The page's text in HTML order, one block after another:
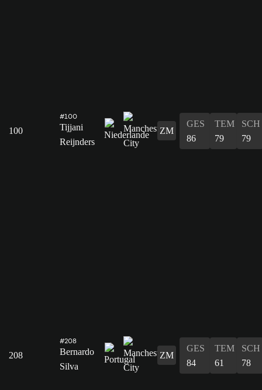
100
#100
Tijjani
Reijnders
ZM
GES
86
TEM
79
SCH
79
208
#208
Bernardo
Silva
ZM
GES
84
TEM
61
SCH
78